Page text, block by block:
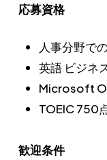
応募資格
人事分野で
英語 ビジネ
Microsoft
TOEIC 750
歓迎条件